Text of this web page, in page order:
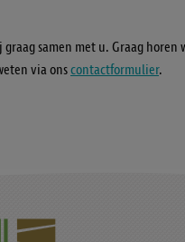
samen met u. Graag horen
via onscontactformulier.